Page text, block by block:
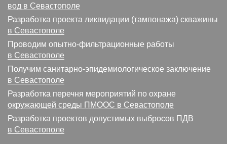
вод в Севастополе
Разработка проекта ликвидации (тампонажа) скважины
в Севастополе
Проводим опытно-фильтрационные работы
в Севастополе
Получим санитарно-эпидемиологическое заключение
в Севастополе
Разработка перечня мероприятий по охране
окружающей среды ПМООС в Севастополе
Разработка проектов допустимых выбросов ПДВ
в Севастополе